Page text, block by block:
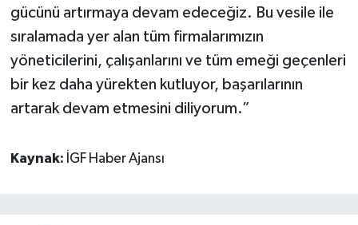
gücünü artırmaya devam edeceğiz. Bu vesile ile
sıralamada yer alan tüm firmalarımızın
yöneticilerini, çalışanlarını ve tüm emeği geçenleri
bir kez daha yürekten kutluyor, başarılarının
artarak devam etmesini diliyorum.”
Kaynak: İGF Haber Ajansı